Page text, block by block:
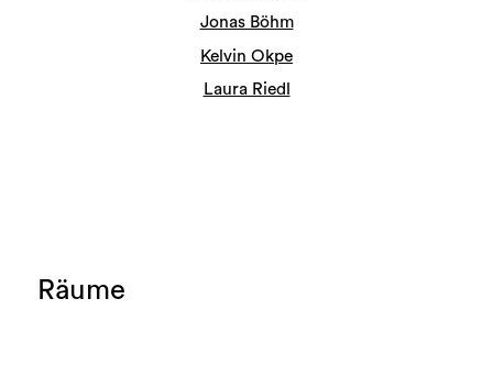
Jonas Böhm
Kelvin Okpe
Laura Riedl
Räume